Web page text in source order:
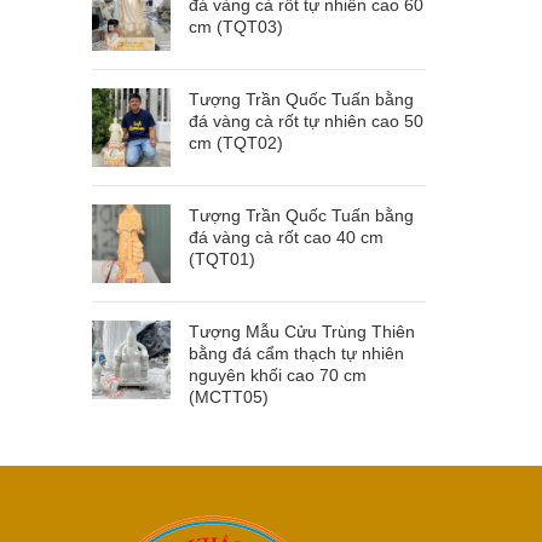
đá vàng cà rốt tự nhiên cao 60
cm (TQT03)
Tượng Trần Quốc Tuấn bằng
đá vàng cà rốt tự nhiên cao 50
cm (TQT02)
Tượng Trần Quốc Tuấn bằng
đá vàng cà rốt cao 40 cm
(TQT01)
Tượng Mẫu Cửu Trùng Thiên
bằng đá cẩm thạch tự nhiên
nguyên khối cao 70 cm
(MCTT05)